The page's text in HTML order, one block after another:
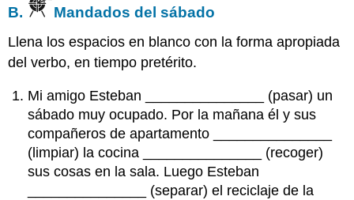
B. Mandados del sábado
Llena los espacios en blanco con la forma apropiada
del verbo, en tiempo pretérito.
Mi amigo Esteban _______________ (pasar) un
sábado muy ocupado. Por la mañana él y sus
compañeros de apartamento _______________
(limpiar) la cocina _______________ (recoger)
sus cosas en la sala. Luego Esteban
_______________ (separar) el reciclaje de la